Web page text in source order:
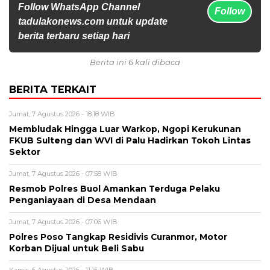
Follow WhatsApp Channel
tadulakonews.com untuk update
berita terbaru setiap hari
Follow
Berita ini 6 kali dibaca
BERITA TERKAIT
Jumat, 7 Agustus 2026 - 18:18 WIB
Membludak Hingga Luar Warkop, Ngopi Kerukunan
FKUB Sulteng dan WVI di Palu Hadirkan Tokoh Lintas
Sektor
Jumat, 7 Agustus 2026 - 07:58 WIB
Resmob Polres Buol Amankan Terduga Pelaku
Penganiayaan di Desa Mendaan
Jumat, 7 Agustus 2026 - 07:06 WIB
Polres Poso Tangkap Residivis Curanmor, Motor
Korban Dijual untuk Beli Sabu